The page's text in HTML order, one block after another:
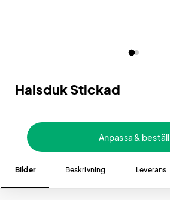
Halsduk Stickad
Anpassa & beställ
Bilder Beskrivning Leverans